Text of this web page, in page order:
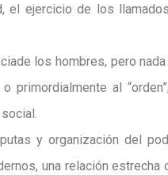
el ejercicio de los
los hombres, pero
primordialmente al
y organización del
una relación